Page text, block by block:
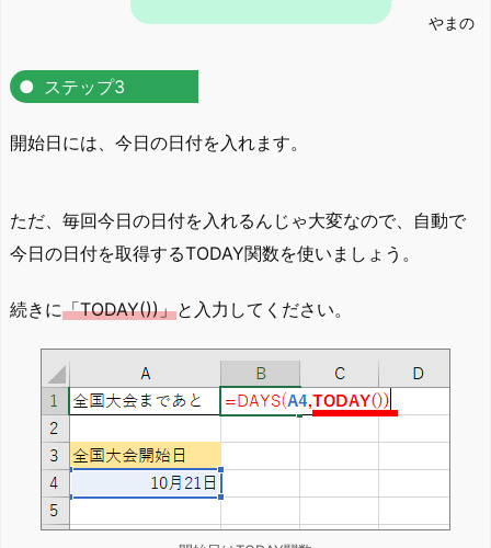
やまの
ステップ3
開始日には、今日の日付を入れます。
ただ、毎回今日の日付を入れるんじゃ大変なので、自動で
今日の日付を取得するTODAY関数を使いましょう。
続きに「TODAY())」と入力してください。